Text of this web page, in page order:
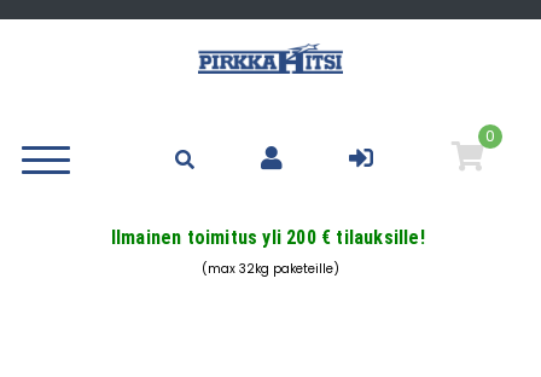
0
Ilmainen toimitus yli 200 € tilauksille!
(max 32kg paketeille)